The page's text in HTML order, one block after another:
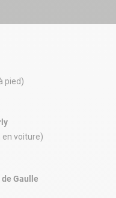
pied)
en voiture)
Gaulle